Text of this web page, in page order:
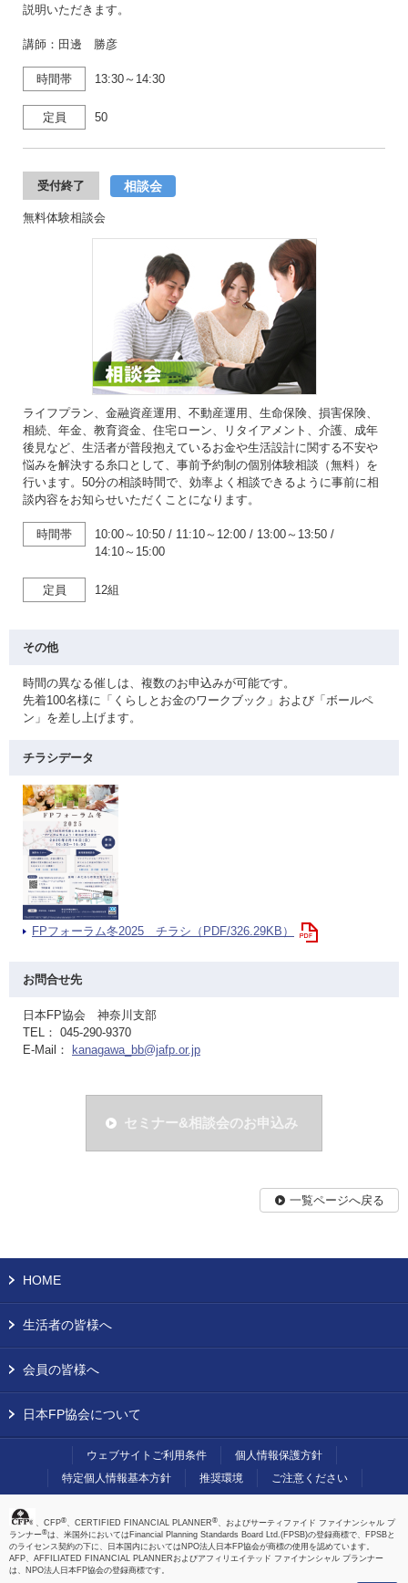
説明いただきます。
講師：田邊 勝彦
時間帯 13:30～14:30
定員 50
受付終了 相談会
無料体験相談会
ライフプラン、金融資産運用、不動産運用、生命保険、損害保険、
相続、年金、教育資金、住宅ローン、リタイアメント、介護、成年
後見など、生活者が普段抱えているお金や生活設計に関する不安や
悩みを解決する糸口として、事前予約制の個別体験相談（無料）を
行います。50分の相談時間で、効率よく相談できるように事前に相
談内容をお知らせいただくことになります。
時間帯 10:00～10:50 / 11:10～12:00 / 13:00～13:50 /
14:10～15:00
定員 12組
その他
時間の異なる催しは、複数のお申込みが可能です。
先着100名様に「くらしとお金のワークブック」および「ボールペ
ン」を差し上げます。
チラシデータ
FPフォーラム冬2025 チラシ（PDF/326.29KB）
お問合せ先
日本FP協会 神奈川支部
TEL： 045-290-9370
E-Mail：
kanagawa_bb@jafp.or.jp
セミナー&相談会のお申込み
一覧ページへ戻る
HOME
生活者の皆様へ
会員の皆様へ
日本FP協会について
ウェブサイトご利用条件
個人情報保護方針
特定個人情報基本方針
推奨環境 ご注意ください
、CFP®、CERTIFIED FINANCIAL PLANNER®、およびサーティファイド ファイナンシャル プ
ランナー®は、米国外においてはFinancial Planning Standards Board Ltd.(FPSB)の登録商標で、FPSBと
のライセンス契約の下に、日本国内においてはNPO法人日本FP協会が商標の使用を認めています。
AFP、AFFILIATED FINANCIAL PLANNERおよびアフィリエイテッド ファイナンシャル プランナー
は、NPO法人日本FP協会の登録商標です。